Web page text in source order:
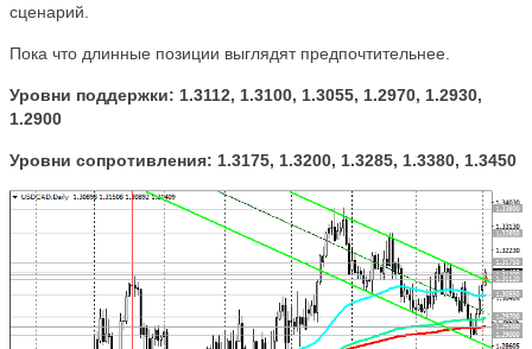
сценарий.
Пока что длинные позиции выглядят предпочтительнее.
Уровни поддержки: 1.3112, 1.3100, 1.3055, 1.2970, 1.2930,
1.2900
Уровни сопротивления: 1.3175, 1.3200, 1.3285, 1.3380, 1.3450